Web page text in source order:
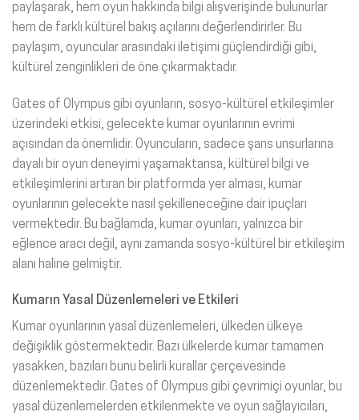
paylaşarak, hem oyun hakkında bilgi alışverişinde bulunurlar
hem de farklı kültürel bakış açılarını değerlendirirler. Bu
paylaşım, oyuncular arasındaki iletişimi güçlendirdiği gibi,
kültürel zenginlikleri de öne çıkarmaktadır.
Gates of Olympus gibi oyunların, sosyo-kültürel etkileşimler
üzerindeki etkisi, gelecekte kumar oyunlarının evrimi
açısından da önemlidir. Oyuncuların, sadece şans unsurlarına
dayalı bir oyun deneyimi yaşamaktansa, kültürel bilgi ve
etkileşimlerini artıran bir platformda yer alması, kumar
oyunlarının gelecekte nasıl şekilleneceğine dair ipuçları
vermektedir. Bu bağlamda, kumar oyunları, yalnızca bir
eğlence aracı değil, aynı zamanda sosyo-kültürel bir etkileşim
alanı haline gelmiştir.
Kumarın Yasal Düzenlemeleri ve Etkileri
Kumar oyunlarının yasal düzenlemeleri, ülkeden ülkeye
değişiklik göstermektedir. Bazı ülkelerde kumar tamamen
yasakken, bazıları bunu belirli kurallar çerçevesinde
düzenlemektedir. Gates of Olympus gibi çevrimiçi oyunlar, bu
yasal düzenlemelerden etkilenmekte ve oyun sağlayıcıları,